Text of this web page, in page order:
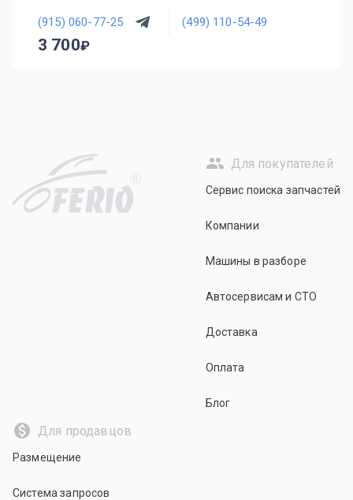
(915) 060-77-25 (499) 110-54-49
3 700
R
Для покупателей
Сервис поиска запчастей
Компании
Машины в разборе
Автосервисам и СТО
Доставка
Оплата
Блог
Для продавцов
Размещение
Система запросов